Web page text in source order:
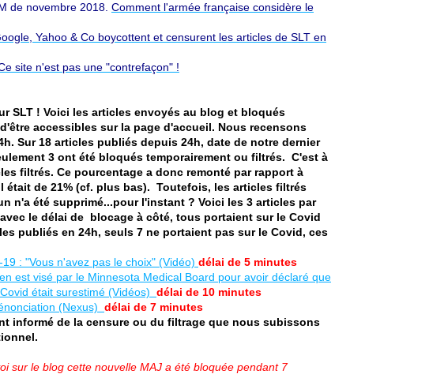
de novembre 2018. Comment l'armée française considère le
Yahoo & Co boycottent et censurent les articles de SLT en
site n'est pas une "contrefaçon" !
SLT ! Voici les articles envoyés au blog et bloqués
accessibles sur la page d'accueil. Nous recensons
Sur 18 articles publiés depuis 24h, date de notre dernier
3 ont été bloqués temporairement ou filtrés. C'est à
filtrés. Ce pourcentage a donc remonté par rapport à
était de 21% (cf. plus bas). Toutefois, les articles filtrés
n'a été supprimé...pour l'instant ? Voici les 3 articles par
le délai de blocage à côté, tous portaient sur le Covid
publiés en 24h, seuls 7 ne portaient pas sur le Covid, ces
: "Vous n'avez pas le choix" (Vidéo) délai de 5 minutes
est visé par le Minnesota Medical Board pour avoir déclaré que
était surestimé (Vidéos) délai de 10 minutes
(Nexus) délai de 7 minutes
informé de la censure ou du filtrage que nous subissons
sur le blog cette nouvelle MAJ a été bloquée pendant 7